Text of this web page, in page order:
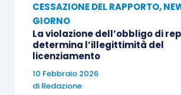
CESSAZIONE DEL RAPPORTO,
GIORNO
La violazione dell’obbligo di
determina l’illegittimità del
licenziamento
10 Febbraio 2026
di Redazione